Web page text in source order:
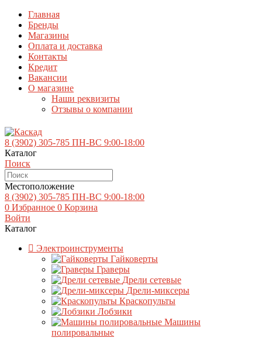
Главная
Бренды
Магазины
Оплата и доставка
Контакты
Кредит
Вакансии
О магазине
Наши реквизиты
Отзывы о компании
8 (3902) 305-785 ПН-ВС 9:00-18:00
Каталог
Поиск
Местоположение
8 (3902) 305-785 ПН-ВС 9:00-18:00
0 Избранное 0 Корзина
Войти
Каталог
Электроинструменты
Гайковерты
Граверы
Дрели сетевые
Дрели-миксеры
Краскопульты
Лобзики
Машины
полировальные